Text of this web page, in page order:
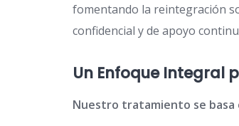
fomentando la reintegración
confidencial y de apoyo
Un Enfoque Integral
Nuestro tratamiento se basa